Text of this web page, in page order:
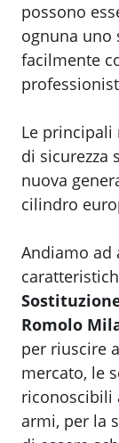
possono
ognuna uno
facilmente
Le principali
di sicurezza
nuova
cilindro
Andiamo ad
Romolo
per riuscire
mercato, le
riconoscibili
armi, per la